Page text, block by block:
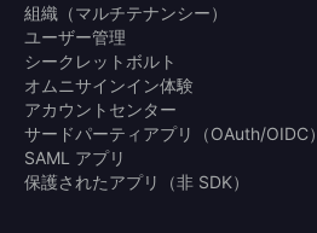
組織（マルチテナンシー）
ユーザー管理
シークレットボルト
オムニサインイン体験
アカウントセンター
サードパーティアプリ（OAuth/OIDC）
SAML アプリ
保護されたアプリ（非 SDK）